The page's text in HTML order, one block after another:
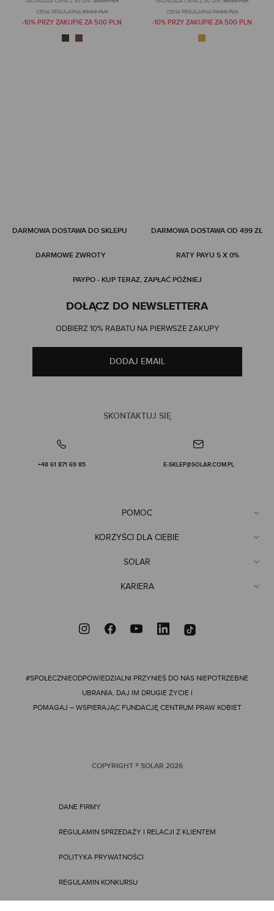
CENA REGULARNA:69,00 PLN
-10% PRZY ZAKUPIE ZA 500 PLN
CENA REGULARNA:79,00 PLN
-10% PRZY ZAKUPIE ZA 500 PLN
DARMOWA DOSTAWA DO SKLEPU DARMOWA DOSTAWA OD 499 ZŁ
DARMOWE ZWROTY RATY PAYU 5 X 0%
PAYPO - KUP TERAZ, ZAPŁAĆ PÓŹNIEJ
SKONTAKTUJ SIĘ
+48 61 871 69 85 E-SKLEP@SOLAR.COM.PL
DOŁĄCZ DO NEWSLETTERA
ODBIERZ 10% RABATU NA PIERWSZE ZAKUPY
DODAJ EMAIL
POMOC
KORZYŚCI DLA CIEBIE
SOLAR
KARIERA
#SPOŁECZNIEODPOWIEDZIALNI PRZYNIEŚ DO NAS NIEPOTRZEBNE
UBRANIA, DAJ IM DRUGIE ŻYCIE I
POMAGAJ – WSPIERAJĄC FUNDACJĘ CENTRUM PRAW KOBIET
COPYRIGHT ® SOLAR 2026
DANE FIRMY
REGULAMIN SPRZEDAŻY I RELACJI Z KLIENTEM
POLITYKA PRYWATNOŚCI
REGULAMIN KONKURSU